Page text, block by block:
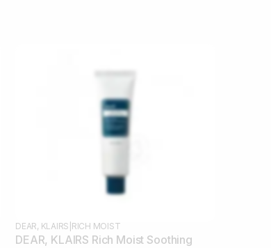
DEAR, KLAIRS RICH MOIST
DEAR, KLAIRS Rich Moist Soothing